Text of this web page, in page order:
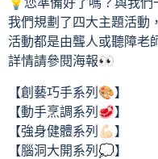
我們規劃了四大主題活動
活動都是由聾人或聽障老
詳情請參閱海報👀
【創藝巧手系列🎨】
【動手烹調系列🥩】
【強身健體系列💪🏻】
【腦洞大開系列💭】